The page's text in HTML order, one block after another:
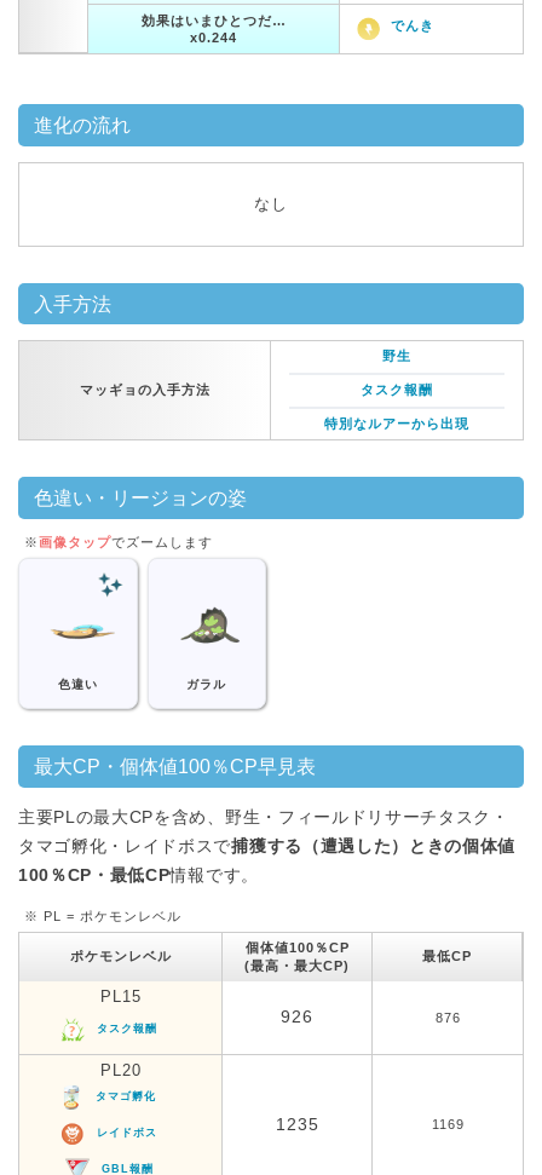
効果はいまひとつだ…
x0.244
でんき
進化の流れ
なし
入手方法
マッギョの入手方法
野生
タスク報酬
特別なルアーから出現
色違い・リージョンの姿
※画像タップでズームします
色違い ガラル
最大CP・個体値100％CP早見表
主要PLの最大CPを含め、野生・フィールドリサーチタスク・
タマゴ孵化・レイドボスで捕獲する（遭遇した）ときの個体値
100％CP・最低CP情報です。
※ PL = ポケモンレベル
ポケモンレベル
個体値100％CP
(最高・最大CP)
最低CP
PL15
タスク報酬
926 876
PL20
タマゴ孵化
レイドボス
GBL報酬
1235 1169